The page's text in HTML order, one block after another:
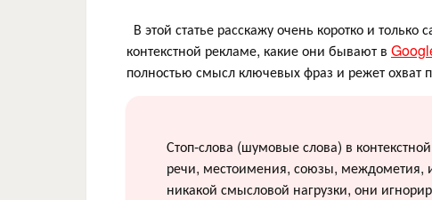
В этой статье расскажу очень коротко и
контекстной рекламе, какие они бывают в
полностью смысл ключевых фраз и режет охват
Стоп-слова (шумовые слова) в
речи, местоимения, союзы, междометия,
никакой смысловой нагрузки, они